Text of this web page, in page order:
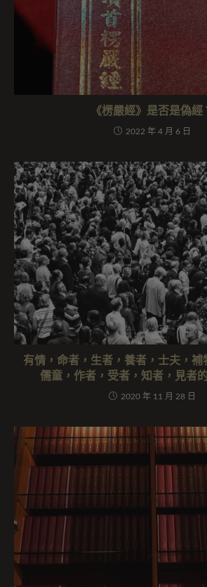
《楞嚴經》是否是偽經
2022 年 4 月 6 日
有情，命者，生者，養者，士夫，補
儒童，作者，受者，知者，見者
2020 年 11 月 28 日